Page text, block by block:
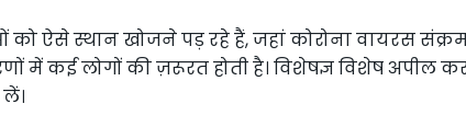
ऐसे स्थान खोजने पड़ रहे हैं, जहां कोरोना वायरस
में कई लोगों की ज़रूरत होती है। विशेषज्ञ विशेष अपील